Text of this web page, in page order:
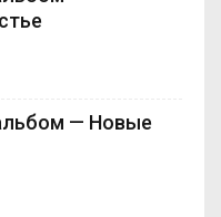
— Новые